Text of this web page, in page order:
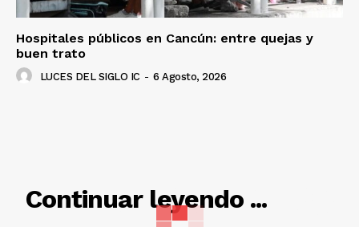
Hospitales públicos en Cancún: entre quejas y
buen trato
LUCES DEL SIGLO IC - 6 Agosto, 2026
Continuar leyendo ...
RELACIONADO